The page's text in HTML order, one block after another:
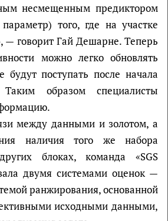
несмещенным предиктором
параметр) того, где на участке
— говорит Гай Дешарне. Теперь
можно легко обновлять
поступать после начала
образом специалисты
между данными и золотом, а
наличия того же набора
блоках, команда «SGS
двумя системами оценок —
ранжирования, основанной
исходными данными,